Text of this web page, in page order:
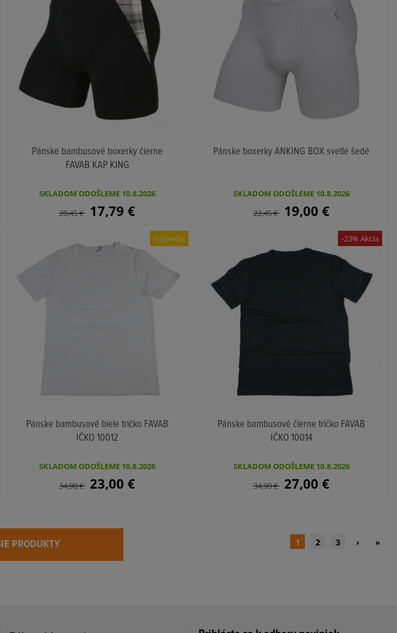
KÚPIŤ
Pánske bambusové boxerky čierne
FAVAB KAP KING
SKLADOM ODOŠLEME 10.8.2026
20,45€ 17,79€
Pánske boxerky ANKING BOX svetlé šedé
SKLADOM ODOŠLEME 10.8.2026
22,45€ 19,00 €
KÚPIŤ
Pánske bambusové biele tričko FAVAB
IČKO 10012
SKLADOM ODOŠLEME 10.8.2026
34,90€ 23,00€
Výpredaj
KÚPIŤ
Pánske bambusové čierne tričko FAVAB
IČKO 10014
SKLADOM ODOŠLEME 10.8.2026
34,90€ 27,00 €
-23% Akcia
PRODUKTY 1 2 3 › »